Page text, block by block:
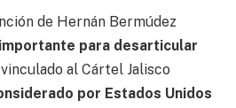
de Hernán Bermúdez
para desarticular
al Cártel Jalisco
por Estados Unidos